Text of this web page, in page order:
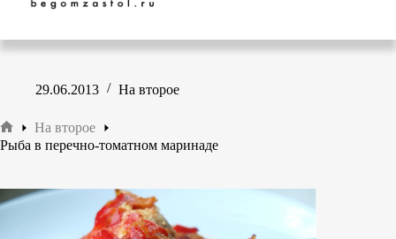
29.06.2013 На второе
Главная
На второе
Рыба в перечно-томатном маринаде